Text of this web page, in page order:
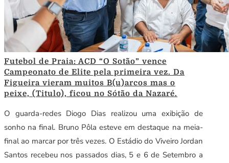
Futebol de Praia: ACD “O Sotão” vence
Campeonato de Elite pela primeira vez. Da
Figueira vieram muitos B(u)arcos mas o
peixe, (Titulo), ficou no Sótão da Nazaré.
O guarda-redes Diogo Dias realizou uma exibição de
sonho na final. Bruno Pôla esteve em destaque na meia-
final ao marcar por três vezes. O Estádio do Viveiro Jordan
Santos recebeu nos passados dias, 5 e 6 de Setembro a